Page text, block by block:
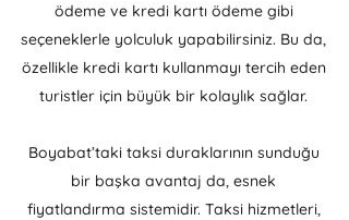
ödeme ve kredi kartı ödeme gibi
seçeneklerle yolculuk yapabilirsiniz. Bu da,
özellikle kredi kartı kullanmayı tercih eden
turistler için büyük bir kolaylık sağlar.
Boyabat’taki taksi duraklarının sunduğu
bir başka avantaj da, esnek
fiyatlandırma sistemidir. Taksi hizmetleri,